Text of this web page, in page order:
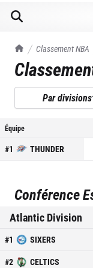
TrashTalk Actu NBA
Classement NBA
Par divisions
Équipe
#1 THUNDER
Conférence
Atlantic Division
#1 SIXERS
#2 CELTICS